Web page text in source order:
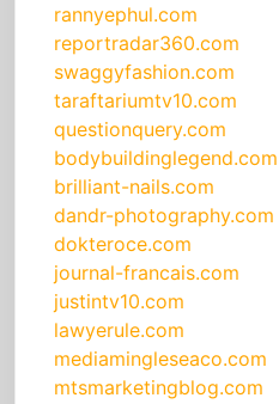
rannyephul.com
reportradar360.com
swaggyfashion.com
taraftariumtv10.com
questionquery.com
bodybuildinglegend.com
brilliant-nails.com
dandr-photography.com
dokteroce.com
journal-francais.com
justintv10.com
lawyerule.com
mediamingleseaco.com
mtsmarketingblog.com